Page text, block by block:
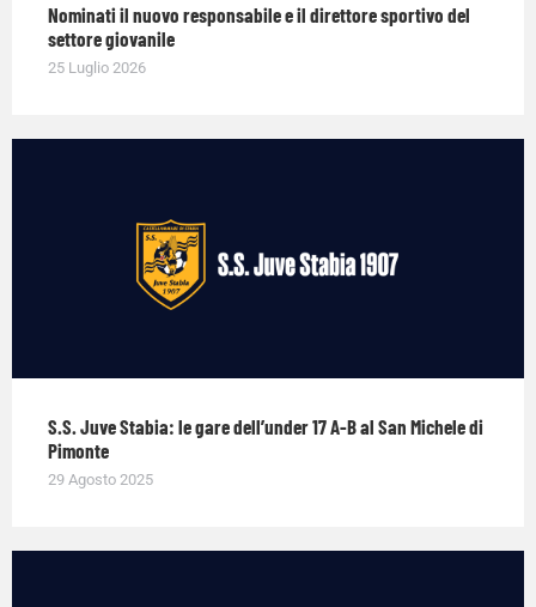
Nominati il nuovo responsabile e il direttore sportivo del
settore giovanile
25 Luglio 2026
S.S. Juve Stabia: le gare dell’under 17 A-B al San Michele di
Pimonte
29 Agosto 2025